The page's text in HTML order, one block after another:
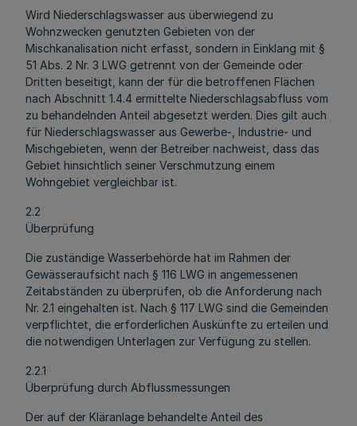
Wird Niederschlagswasser aus überwiegend zu
Wohnzwecken genutzten Gebieten von der
Mischkanalisation nicht erfasst, sondern in Einklang mit §
51 Abs. 2 Nr. 3 LWG getrennt von der Gemeinde oder
Dritten beseitigt, kann der für die betroffenen Flächen
nach Abschnitt 1.4.4 ermittelte Niederschlagsabfluss vom
zu behandelnden Anteil abgesetzt werden. Dies gilt auch
für Niederschlagswasser aus Gewerbe-, Industrie- und
Mischgebieten, wenn der Betreiber nachweist, dass das
Gebiet hinsichtlich seiner Verschmutzung einem
Wohngebiet vergleichbar ist.
2.2
Überprüfung
Die zuständige Wasserbehörde hat im Rahmen der
Gewässeraufsicht nach § 116 LWG in angemessenen
Zeitabständen zu überprüfen, ob die Anforderung nach
Nr. 2.1 eingehalten ist. Nach § 117 LWG sind die Gemeinden
verpflichtet, die erforderlichen Auskünfte zu erteilen und
die notwendigen Unterlagen zur Verfügung zu stellen.
2.2.1
Überprüfung durch Abflussmessungen
Der auf der Kläranlage behandelte Anteil des